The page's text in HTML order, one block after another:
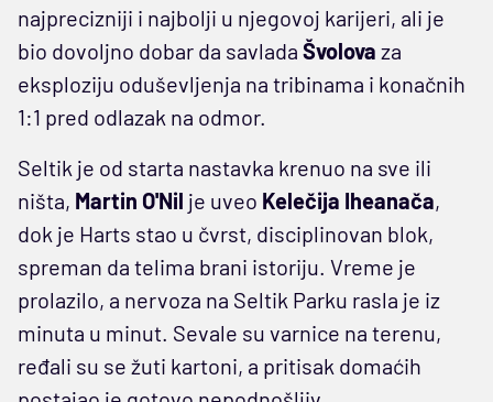
najprecizniji i najbolji u njegovoj karijeri, ali je
bio dovoljno dobar da savlada Švolova za
eksploziju oduševljenja na tribinama i konačnih
1:1 pred odlazak na odmor.
Seltik je od starta nastavka krenuo na sve ili
ništa, Martin O'Nil je uveo Kelečija Iheanača,
dok je Harts stao u čvrst, disciplinovan blok,
spreman da telima brani istoriju. Vreme je
prolazilo, a nervoza na Seltik Parku rasla je iz
minuta u minut. Sevale su varnice na terenu,
ređali su se žuti kartoni, a pritisak domaćih